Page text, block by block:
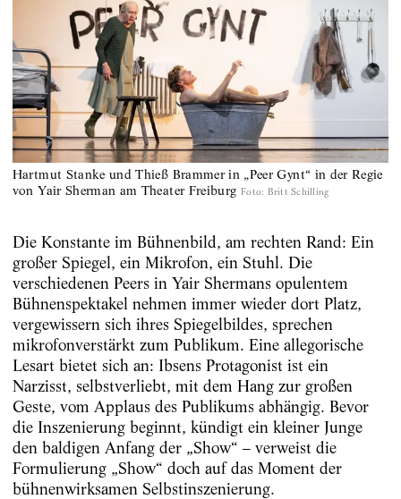
Hartmut Stanke und Thieß Brammer in „Peer Gynt“ in der Regie
von Yair Sherman am Theater Freiburg Foto: Britt Schilling
Die Konstante im Bühnenbild, am rechten Rand: Ein
großer Spiegel, ein Mikrofon, ein Stuhl. Die
verschiedenen Peers in Yair Shermans opulentem
Bühnenspektakel nehmen immer wieder dort Platz,
vergewissern sich ihres Spiegelbildes, sprechen
mikrofonverstärkt zum Publikum. Eine allegorische
Lesart bietet sich an: Ibsens Protagonist ist ein
Narzisst, selbstverliebt, mit dem Hang zur großen
Geste, vom Applaus des Publikums abhängig. Bevor
die Inszenierung beginnt, kündigt ein kleiner Junge
den baldigen Anfang der „Show“ – verweist die
Formulierung „Show“ doch auf das Moment der
bühnenwirksamen Selbstinszenierung.